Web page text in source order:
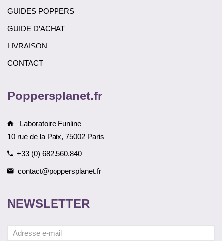
GUIDES POPPERS
GUIDE D’ACHAT
LIVRAISON
CONTACT
Poppersplanet.fr
Laboratoire Funline
10 rue de la Paix, 75002 Paris
+33 (0) 682.560.840
contact@poppersplanet.fr
NEWSLETTER